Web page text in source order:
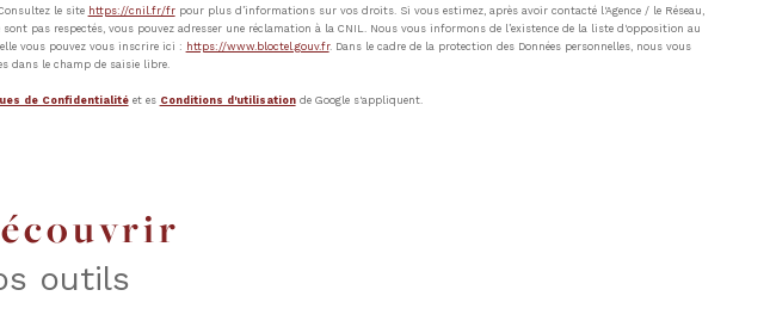
le site https://cnil.fr/frpour plus d’informations sur vos droits. Si vous estimez, après avoir contacté l'Agence / le Réseau,
pas respectés, vous pouvez adresser une réclamation à la CNIL. Nous vous informons de l’existence de la liste d'opposition au
vous pouvez vous inscrire ici : https://www.bloctel.gouv.fr. Dans le cadre de la protection des Données personnelles, nous vous
dans le champ de saisie libre.
de Confidentialitéet es Conditions d'utilisationde Google s'appliquent.
découvrir
outils